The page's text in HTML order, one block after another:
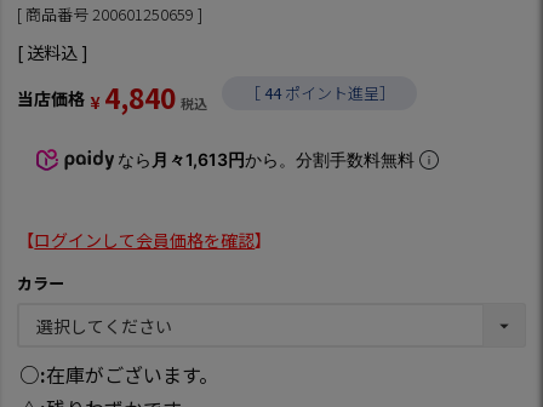
商品番号 200601250659
送料込
当店価格 ¥ 4,840 税込 ［ 44 ポイント進呈］
なら 月々1,613円から。分割手数料無料
【ログインして会員価格を確認】
カラー
○ 在庫がございます。